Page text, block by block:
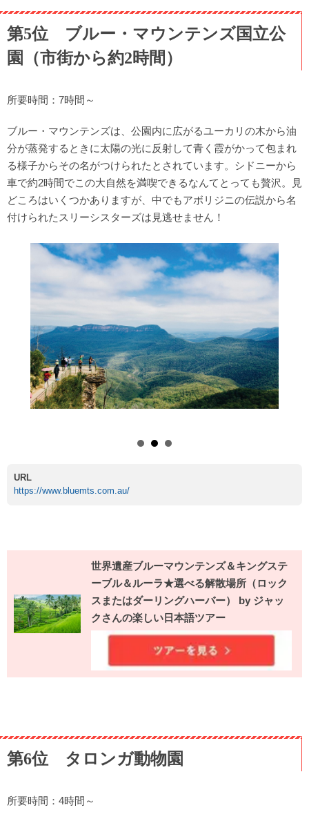
第5位 ブルー・マウンテンズ国立公
園（市街から約2時間）
所要時間：7時間～
ブルー・マウンテンズは、公園内に広がるユーカリの木から油
分が蒸発するときに太陽の光に反射して青く霞がかって包まれ
る様子からその名がつけられたとされています。シドニーから
車で約2時間でこの大自然を満喫できるなんてとっても贅沢。見
どころはいくつかありますが、中でもアボリジニの伝説から名
付けられたスリーシスターズは見逃せません！
URL
https://www.bluemts.com.au/
世界遺産ブルーマウンテンズ＆キングステ
ーブル＆ルーラ★選べる解散場所（ロック
スまたはダーリングハーバー） by ジャッ
クさんの楽しい日本語ツアー
第6位 タロンガ動物園
所要時間：4時間～